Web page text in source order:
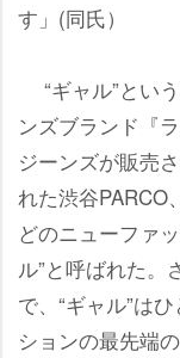
す」(同氏）
“ギャル”とい
ンズブランド『
ジーンズが販売
れた渋谷PARCO
どのニューファ
ル”と呼ばれた。
で、“ギャル”は
ションの最先端